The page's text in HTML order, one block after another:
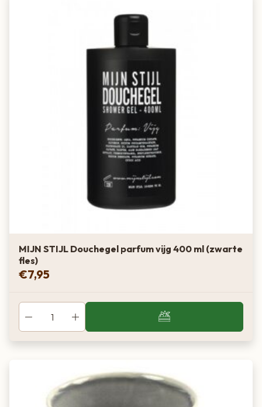
MIJN STIJL Douchegel parfum vijg 400 ml (zwarte
fles)
€7,95